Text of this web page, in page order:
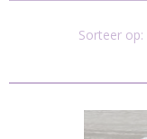
Sorteer op: